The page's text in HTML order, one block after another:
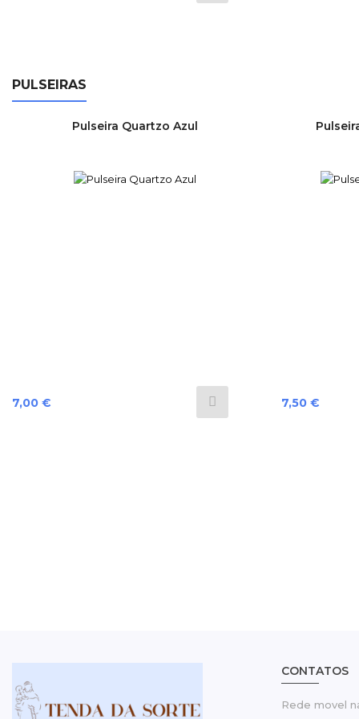
PULSEIRAS
Pulseira Quartzo Azul
Preço
7,00 € Preço
7,50 €
CONTATOS
Rede movel